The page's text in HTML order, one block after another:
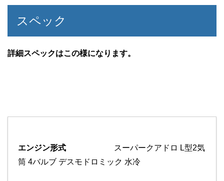
スペック
詳細スペックはこの様になります。
エンジン形式
スーパークアドロ L型2気
筒 4バルブ デスモドロミック 水冷